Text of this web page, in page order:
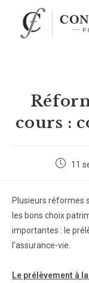
cours :
11
Plusieurs réformes
les bons choix
importantes : le
l’assurance-vie.
Le prélèvement à